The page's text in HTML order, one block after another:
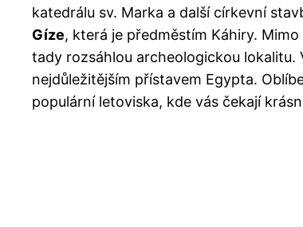
katedrálu sv. Marka a další církevní
Gíze, která je předměstím Káhiry.
tady rozsáhlou archeologickou
nejdůležitějším přístavem Egypta.
populární letoviska, kde vás čekají